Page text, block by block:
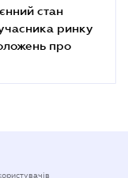
стан
ринку
про